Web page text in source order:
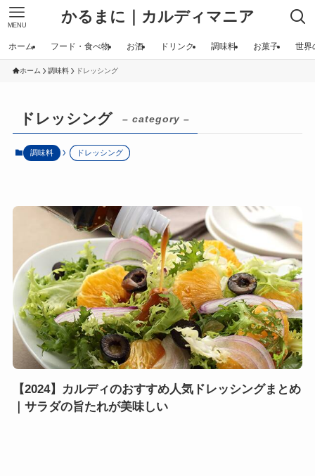
かるまに｜カルディマニア
MENU
ホーム フード・食べ物 お酒 ドリンク 調味料 お菓子 世界
ホーム 調味料 ドレッシング
ドレッシング – category –
調味料 ドレッシング
【2024】カルディのおすすめ人気ドレッシングまとめ
｜サラダの旨たれが美味しい